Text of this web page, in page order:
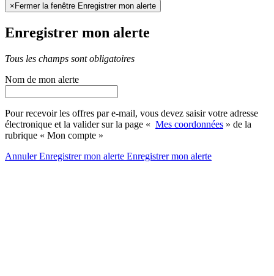
× Fermer la fenêtre Enregistrer mon alerte
Enregistrer mon alerte
Tous les champs sont obligatoires
Nom de mon alerte
Pour recevoir les offres par e-mail, vous devez saisir votre adresse
électronique et la valider sur la page « Mes coordonnées » de la
rubrique « Mon compte »
AnnulerEnregistrer mon alerte Enregistrermon alerte